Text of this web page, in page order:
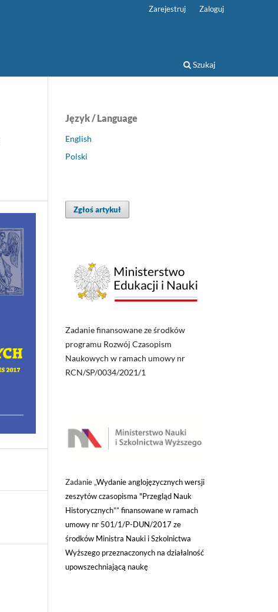
Szukaj
Zarejestruj Zaloguj
Język / Language
English
Polski
Zgłoś artykuł
Zadanie finansowane ze środków
programu Rozwój Czasopism
Naukowych w ramach umowy nr
RCN/SP/0034/2021/1
Zadanie „Wydanie anglojęzycznych wersji
zeszytów czasopisma "Przegląd Nauk
Historycznych”” finansowane w ramach
umowy nr 501/1/P-DUN/2017 ze
środków Ministra Nauki i Szkolnictwa
Wyższego przeznaczonych na działalność
upowszechniającą naukę